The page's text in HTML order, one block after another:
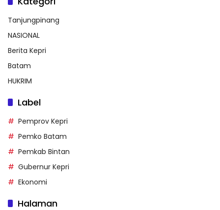
Tanjungpinang
NASIONAL
Berita Kepri
Batam
HUKRIM
Label
Pemprov Kepri
Pemko Batam
Pemkab Bintan
Gubernur Kepri
Ekonomi
Halaman